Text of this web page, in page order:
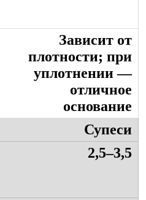
Зависит от
плотности; при
уплотнении —
отличное
основание
Супеси
2,5–3,5